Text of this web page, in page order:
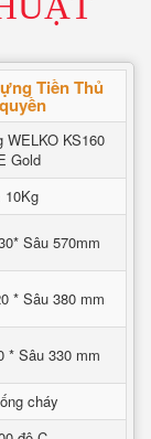
Tiền Thủ
WELKO KS160
Gold
10Kg
Sâu 570mm
* Sâu 380 mm
* Sâu 330 mm
cháy